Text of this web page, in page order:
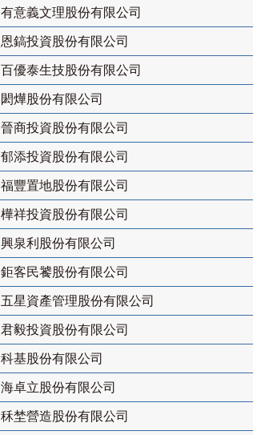
有意義文理股份有限公司
恩鎬投資股份有限公司
百優泰生技股份有限公司
閎燁股份有限公司
晉商投資股份有限公司
郁添投資股份有限公司
福豐置地股份有限公司
樺祥投資股份有限公司
興泉利股份有限公司
鉅客民饕股份有限公司
五星資產管理股份有限公司
君毅投資股份有限公司
科基股份有限公司
海卓立股份有限公司
秝埜營造股份有限公司